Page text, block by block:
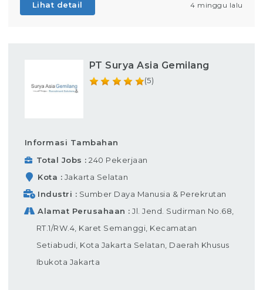
Lihat detail 4 minggu lalu
PT Surya Asia Gemilang
(5)
Informasi Tambahan
Total Jobs
240 Pekerjaan
Kota
Jakarta Selatan
Industri
Sumber Daya Manusia & Perekrutan
Alamat Perusahaan
Jl. Jend. Sudirman No.68,
RT.1/RW.4, Karet Semanggi, Kecamatan
Setiabudi, Kota Jakarta Selatan, Daerah Khusus
Ibukota Jakarta